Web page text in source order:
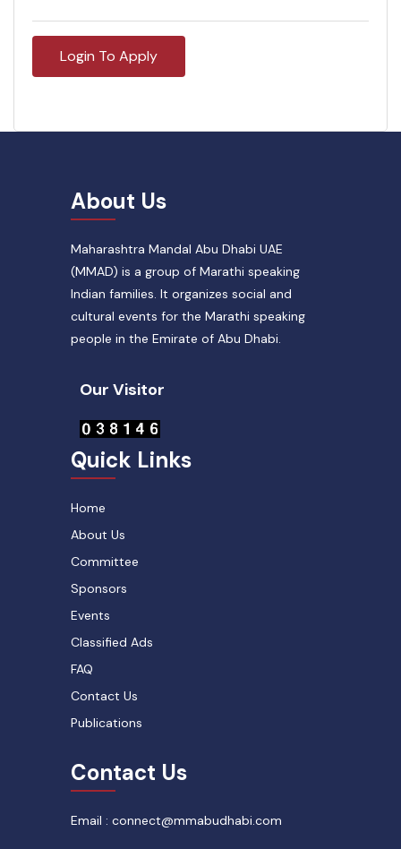
Login To Apply
About Us
Maharashtra Mandal Abu Dhabi UAE
(MMAD) is a group of Marathi speaking
Indian families. It organizes social and
cultural events for the Marathi speaking
people in the Emirate of Abu Dhabi.
Our Visitor
Quick Links
Home
About Us
Committee
Sponsors
Events
Classified Ads
FAQ
Contact Us
Publications
Contact Us
Email : connect@mmabudhabi.com